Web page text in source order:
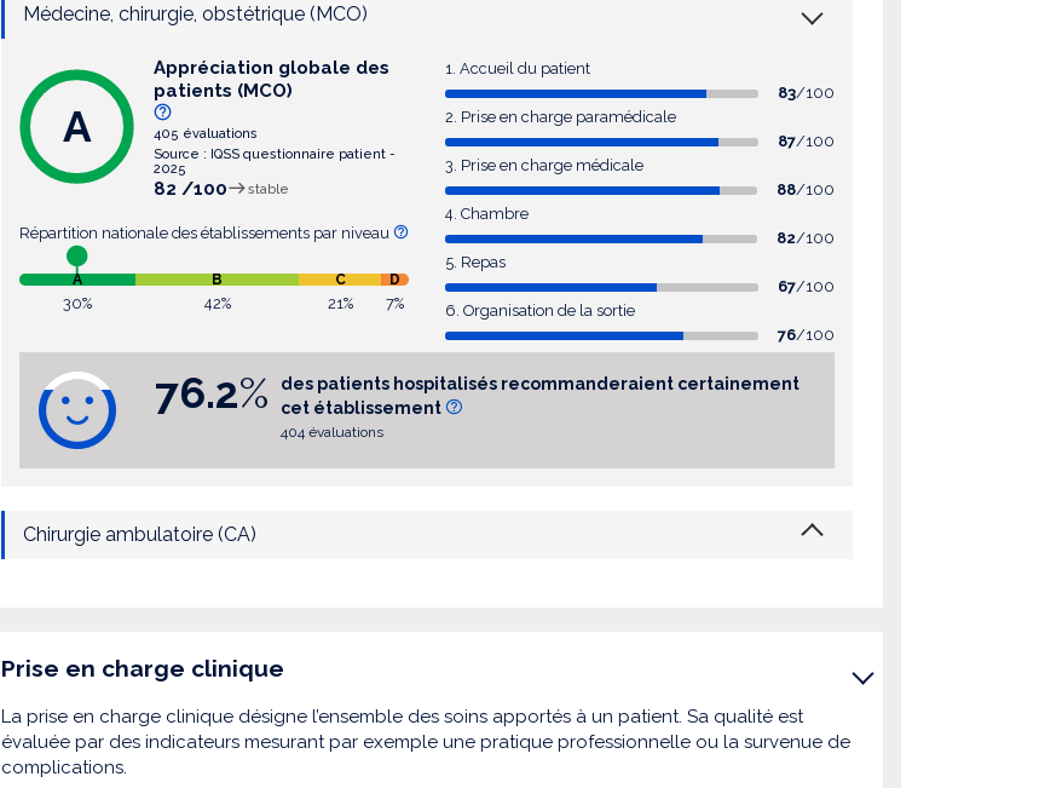
Médecine, chirurgie, obstétrique (MCO)
Appréciation globale des
patients (MCO)
405 évaluations
Source : IQSS questionnaire patient -
2025
82 /100 stable
A
Répartition nationale des établissements par niveau
A B C D
30% 42% 21% 7%
1. Accueil du patient
83/100
2. Prise en charge paramédicale
87/100
3. Prise en charge médicale
88/100
4. Chambre
82/100
5. Repas
67/100
6. Organisation de la sortie
76/100
76.2%
des patients hospitalisés recommanderaient certainement
cet établissement
404 évaluations
Chirurgie ambulatoire (CA)
Prise en charge clinique
La prise en charge clinique désigne l’ensemble des soins apportés à un patient. Sa qualité est
évaluée par des indicateurs mesurant par exemple une pratique professionnelle ou la survenue de
complications.